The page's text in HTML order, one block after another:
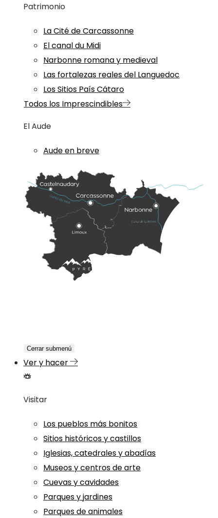
Patrimonio
La Cité de Carcassonne
El canal du Midi
Narbonne romana y medieval
Las fortalezas reales del Languedoc
Los Sitios País Cátaro
Todos los Imprescindibles
El Aude
Aude en breve
Cerrar submenú
Ver y hacer
Visitar
Los pueblos más bonitos
Sitios históricos y castillos
Iglesias, catedrales y abadías
Museos y centros de arte
Cuevas y cavidades
Parques y jardines
Parques de animales